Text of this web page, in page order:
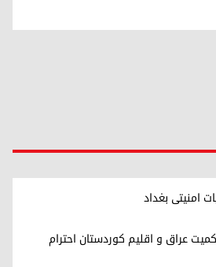
عراق و اقلیم کوردستان احترام